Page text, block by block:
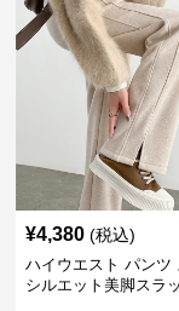
¥4,380 (税込)
ハイウエスト パンツ
シルエット美脚スラ